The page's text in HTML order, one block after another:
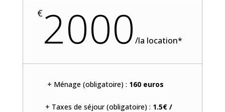
€2000 /la location*
+ Ménage (obligatoire) : 160 euros
+ Taxes de séjour (obligatoire) : 1.5€ /